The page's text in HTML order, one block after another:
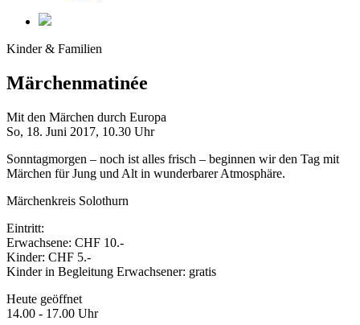
Kinder & Familien
Märchenmatinée
Mit den Märchen durch Europa
So, 18. Juni 2017, 10.30 Uhr
Sonntagmorgen – noch ist alles frisch – beginnen wir den Tag mit
Märchen für Jung und Alt in wunderbarer Atmosphäre.
Märchenkreis Solothurn
Eintritt:
Erwachsene: CHF 10.-
Kinder: CHF 5.-
Kinder in Begleitung Erwachsener: gratis
Heute geöffnet
14.00 - 17.00 Uhr